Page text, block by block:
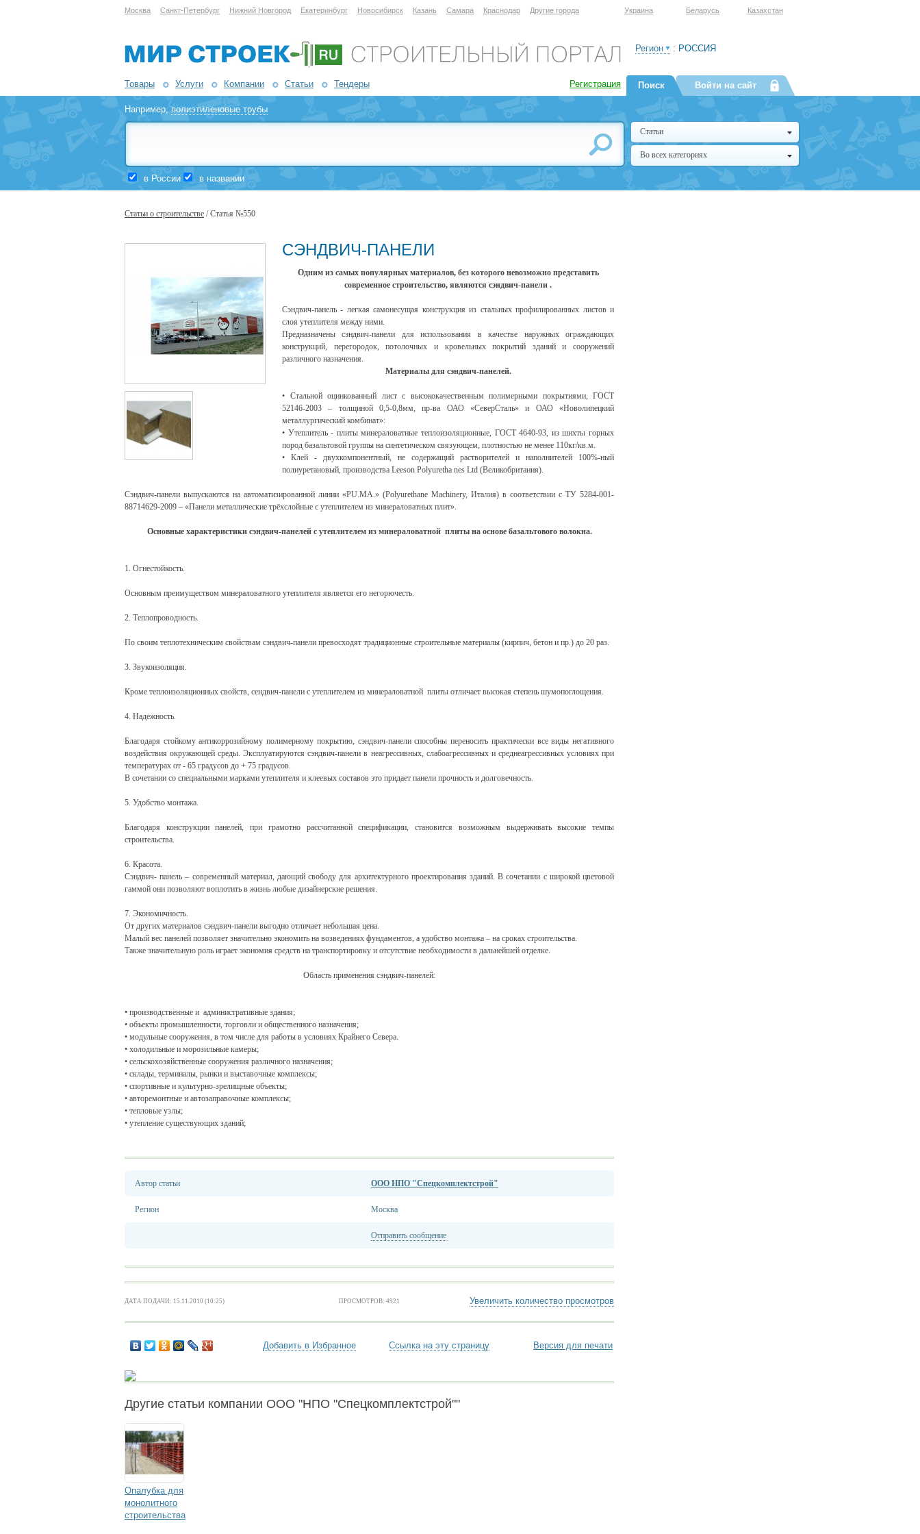
Москва Санкт-Петербург Нижний Новгород Екатеринбург Новосибирск Казань Самара Краснодар Другие города Украина Беларусь Казахстан
Товары Услуги Компании Статьи Тендеры Регистрация
Регион : РОССИЯ
Например,полиэтиленовые трубы
в России в названии
Поиск Войти на сайт
Статьи
Во всех категориях
Статьи о строительстве / Статья №550
СЭНДВИЧ-ПАНЕЛИ
Одним из самых популярных материалов, без которого невозможно представить
современное строительство, являются сэндвич-панели .
Сэндвич-панель - легкая самонесущая конструкция из стальных профилированных листов и
слоя утеплителя между ними.
Предназначены сэндвич-панели для использования в качестве наружных ограждающих
конструкций, перегородок, потолочных и кровельных покрытий зданий и сооружений
различного назначения.
Материалы для сэндвич-панелей.
• Стальной оцинкованный лист с высококачественным полимерными покрытиями, ГОСТ
52146-2003 – толщиной 0,5-0,8мм, пр-ва ОАО «СеверСталь» и ОАО «Новолипецкий
металлургический комбинат»:
• Утеплитель - плиты минераловатные теплоизоляционные, ГОСТ 4640-93, из шихты горных
пород базальтовой группы на синтетическом связующем, плотностью не менее 110кг/кв.м.
• Клей - двухкомпонентный, не содержащий растворителей и наполнителей 100%-ный
полиуретановый, производства Leeson Polyuretha nes Ltd (Великобритания).
Сэндвич-панели выпускаются на автоматизированной линии «PU.MA.» (Polyurethane Machinery, Италия) в соответствии с ТУ 5284-001-
88714629-2009 – «Панели металлические трёхслойные с утеплителем из минераловатных плит».
Основные характеристики сэндвич-панелей с утеплителем из минераловатной плиты на основе базальтового волокна.
1. Огнестойкость.
Основным преимуществом минераловатного утеплителя является его негорючесть.
2. Теплопроводность.
По своим теплотехническим свойствам сэндвич-панели превосходят традиционные строительные материалы (кирпич, бетон и пр.) до 20 раз.
3. Звукоизоляция.
Кроме теплоизоляционных свойств, сендвич-панели с утеплителем из минераловатной плиты отличает высокая степень шумопоглощения.
4. Надежность.
Благодаря стойкому антикоррозийному полимерному покрытию, сэндвич-панели способны переносить практически все виды негативного
воздействия окружающей среды. Эксплуатируются сэндвич-панели в неагрессивных, слабоагрессивных и среднеагрессивных условиях при
температурах от - 65 градусов до + 75 градусов.
В сочетании со специальными марками утеплителя и клеевых составов это придает панели прочность и долговечность.
5. Удобство монтажа.
Благодаря конструкции панелей, при грамотно рассчитанной спецификации, становится возможным выдерживать высокие темпы
строительства.
6. Красота.
Сэндвич- панель – современный материал, дающий свободу для архитектурного проектирования зданий. В сочетании с широкой цветовой
гаммой они позволяют воплотить в жизнь любые дизайнерские решения.
7. Экономичность.
От других материалов сэндвич-панели выгодно отличает небольшая цена.
Малый вес панелей позволяет значительно экономить на возведениях фундаментов, а удобство монтажа – на сроках строительства.
Также значительную роль играет экономия средств на транспортировку и отсутствие необходимости в дальнейшей отделке.
Область применения сэндвич-панелей:
• производственные и административные здания;
• объекты промышленности, торговли и общественного назначения;
• модульные сооружения, в том числе для работы в условиях Крайнего Севера.
• холодильные и морозильные камеры;
• сельскохозяйственные сооружения различного назначения;
• склады, терминалы, рынки и выставочные комплексы;
• спортивные и культурно-зрелищные объекты;
• авторемонтные и автозаправочные комплексы;
• тепловые узлы;
• утепление существующих зданий;
Автор статьи ООО НПО "Спецкомплектстрой"
Регион Москва
Отправить сообщение
ДАТА ПОДАЧИ: 15.11.2010 (10:25) ПРОСМОТРОВ: 4921 Увеличить количество просмотров
Добавить в Избранное Ссылка на эту страницу Версия для печати
Другие статьи компании ООО "НПО "Спецкомплектстрой""
Опалубка для
монолитного
строительства